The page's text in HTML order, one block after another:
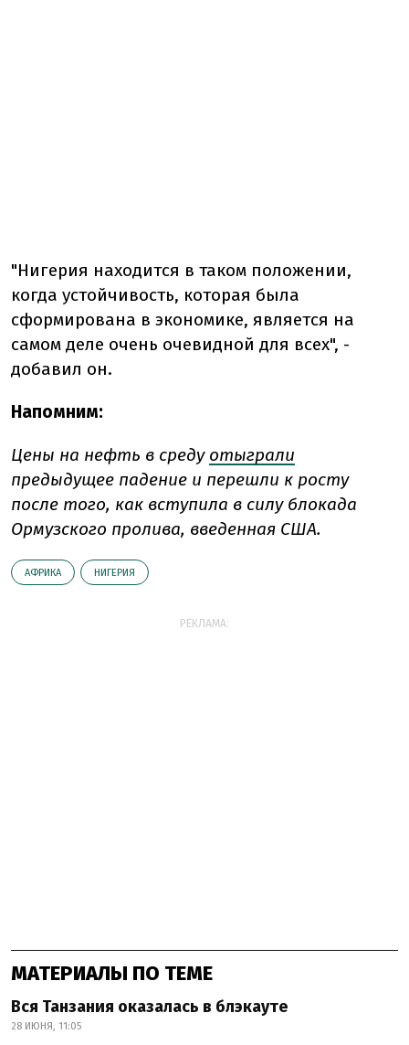
"Нигерия находится в таком положении,
когда устойчивость, которая была
сформирована в экономике, является на
самом деле очень очевидной для всех", -
добавил он.
Напомним:
Цены на нефть в среду отыграли
предыдущее падение и перешли к росту
после того, как вступила в силу блокада
Ормузского пролива, введенная США.
АФРИКА НИГЕРИЯ
РЕКЛАМА:
МАТЕРИАЛЫ ПО ТЕМЕ
Вся Танзания оказалась в блэкауте
28 ИЮНЯ, 11:05